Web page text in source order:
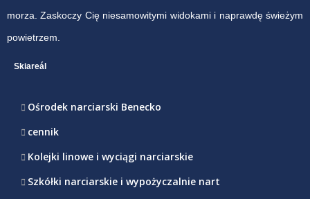
morza. Zaskoczy Cię niesamowitymi widokami i naprawdę świeżym
powietrzem.
Skiareál
Ośrodek narciarski Benecko
cennik
Kolejki linowe i wyciągi narciarskie
Szkółki narciarskie i wypożyczalnie nart